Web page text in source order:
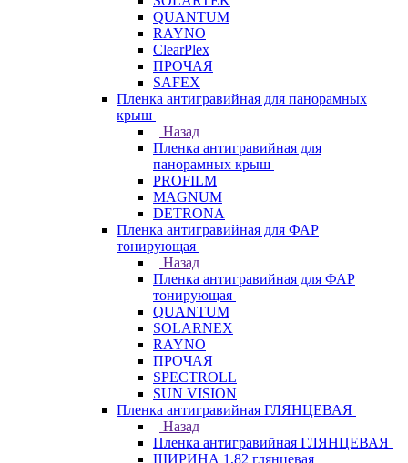
QUANTUM
RAYNO
ClearPlex
ПРОЧАЯ
SAFEX
Пленка антигравийная для панорамных
крыш
Назад
Пленка антигравийная для
панорамных крыш
PROFILM
MAGNUM
DETRONA
Пленка антигравийная для ФАР
тонирующая
Назад
Пленка антигравийная для ФАР
тонирующая
QUANTUM
SOLARNEX
RAYNO
ПРОЧАЯ
SPECTROLL
SUN VISION
Пленка антигравийная ГЛЯНЦЕВАЯ
Назад
Пленка антигравийная ГЛЯНЦЕВАЯ
ШИРИНА 1,82 глянцевая